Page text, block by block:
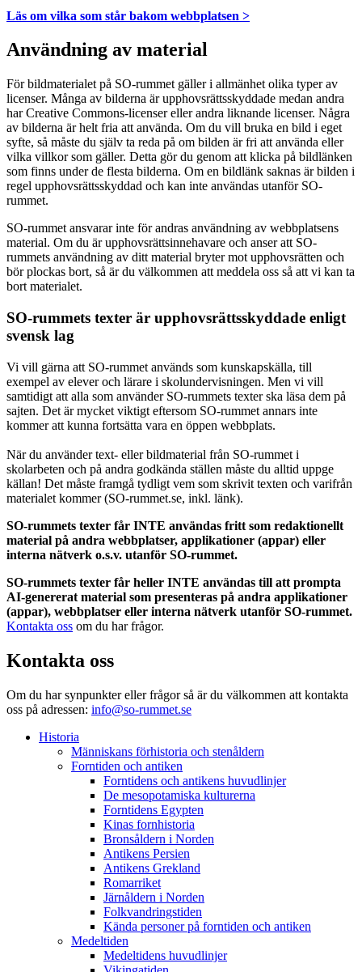
Läs om vilka som står bakom webbplatsen >
Användning av material
För bildmaterialet på SO-rummet gäller i allmänhet olika typer av
licenser. Många av bilderna är upphovsrättsskyddade medan andra
har Creative Commons-licenser eller andra liknande licenser. Några
av bilderna är helt fria att använda. Om du vill bruka en bild i eget
syfte, så måste du själv ta reda på om bilden är fri att använda eller
vilka villkor som gäller. Detta gör du genom att klicka på bildlänken
som finns under de flesta bilderna. Om en bildlänk saknas är bilden i
regel upphovsrättsskyddad och kan inte användas utanför SO-
rummet.
SO-rummet ansvarar inte för andras användning av webbplatsens
material. Om du är upphovsrättsinnehavare och anser att SO-
rummets användning av ditt material bryter mot upphovsrätten och
bör plockas bort, så är du välkommen att meddela oss så att vi kan ta
bort materialet.
SO-rummets texter är upphovsrättsskyddade enligt
svensk lag
Vi vill gärna att SO-rummet används som kunskapskälla, till
exempel av elever och lärare i skolundervisningen. Men vi vill
samtidigt att alla som använder SO-rummets texter ska läsa dem på
sajten. Det är mycket viktigt eftersom SO-rummet annars inte
kommer att kunna fortsätta vara en öppen webbplats.
När du använder text- eller bildmaterial från SO-rummet i
skolarbeten och på andra godkända ställen måste du alltid uppge
källan! Det måste framgå tydligt vem som skrivit texten och varifrån
materialet kommer (SO-rummet.se, inkl. länk).
SO-rummets texter får INTE användas fritt som redaktionellt
material på andra webbplatser, applikationer (appar) eller
interna nätverk o.s.v. utanför SO-rummet.
SO-rummets texter får heller INTE användas till att prompta
AI-genererat material som presenteras på andra applikationer
(appar), webbplatser eller interna nätverk utanför SO-rummet.
Kontakta oss om du har frågor.
Kontakta oss
Om du har synpunkter eller frågor så är du välkommen att kontakta
oss på adressen: info@so-rummet.se
Historia
Människans förhistoria och stenåldern
Forntiden och antiken
Forntidens och antikens huvudlinjer
De mesopotamiska kulturerna
Forntidens Egypten
Kinas fornhistoria
Bronsåldern i Norden
Antikens Persien
Antikens Grekland
Romarriket
Järnåldern i Norden
Folkvandringstiden
Kända personer på forntiden och antiken
Medeltiden
Medeltidens huvudlinjer